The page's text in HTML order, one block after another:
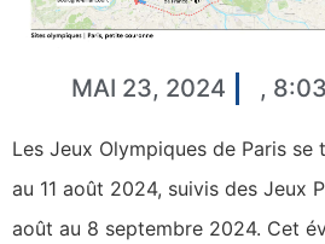
MAI 23, 2024 ,
Les Jeux Olympiques de Paris
au 11 août 2024, suivis des Jeux
août au 8 septembre 2024. Cet